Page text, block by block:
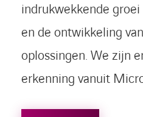
indrukwekkende
en de ontwikkeling
oplossingen. We zijn
erkenning vanuit